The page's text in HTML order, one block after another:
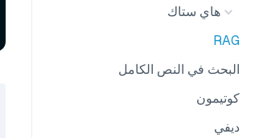
هاي ستاك
RAG
البحث في النص الكامل
كوتيمون
ديفي